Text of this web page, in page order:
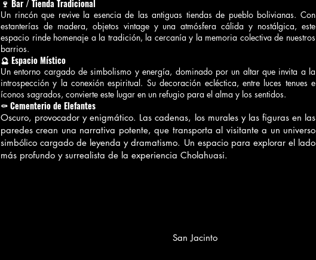
🍷 Bar / Tienda Tradicional
Un rincón que revive la esencia de las antiguas tiendas de pueblo bolivianas. Con
estanterías de madera, objetos vintage y una atmósfera cálida y nostálgica, este
espacio rinde homenaje a la tradición, la cercanía y la memoria colectiva de nuestros
barrios.
🔮 Espacio Místico
Un entorno cargado de simbolismo y energía, dominado por un altar que invita a la
introspección y la conexión espiritual. Su decoración ecléctica, entre luces tenues e
íconos sagrados, convierte este lugar en un refugio para el alma y los sentidos.
⚰️ Cementerio de Elefantes
Oscuro, provocador y enigmático. Las cadenas, los murales y las figuras en las
paredes crean una narrativa potente, que transporta al visitante a un universo
simbólico cargado de leyenda y dramatismo. Un espacio para explorar el lado
más profundo y surrealista de la experiencia Cholahuasi.
San Jacinto